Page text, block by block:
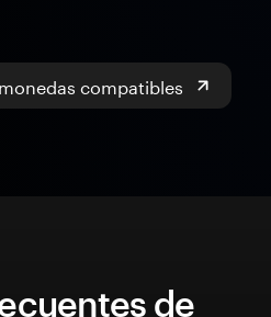
compatibles
de